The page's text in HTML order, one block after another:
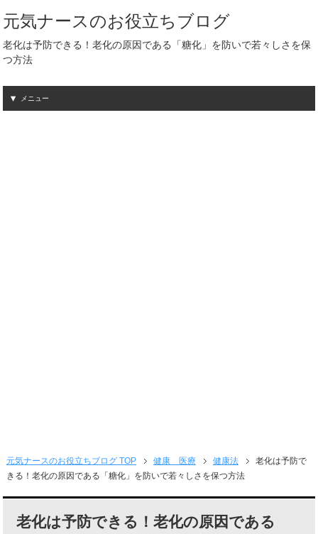
元気ナースのお役立ちブログ
老化は予防できる！老化の原因である「糖化」を防いで若々しさを保
つ方法
メニュー
元気ナースのお役立ちブログ TOP 健康 医療 健康法
老化は予防で
きる！老化の原因である「糖化」を防いで若々しさを保つ方法
老化は予防できる！老化の原因である